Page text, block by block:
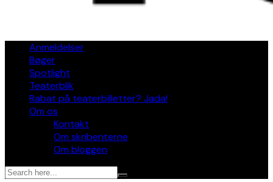
Anmeldelser
Bøger
Spotlight
Teaterblik
Rabat på teaterbilletter? Jada!
Om os
Kontakt
Om skribenterne
Om bloggen